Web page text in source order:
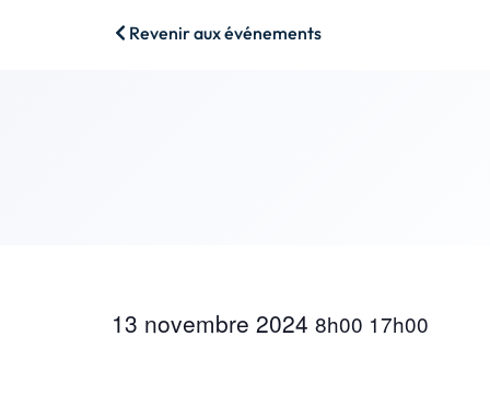
Revenir aux événements
13 novembre 2024 8h00 17h00